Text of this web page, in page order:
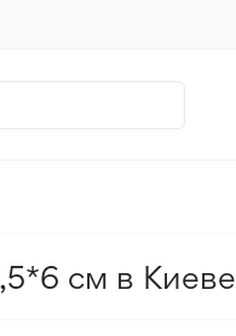
см в Киеве